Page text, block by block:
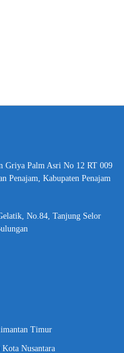
Griya Palm Asri No 12 RT 009
Penajam, Kabupaten Penajam
No.84, Tanjung Selor
Timur
Nusantara